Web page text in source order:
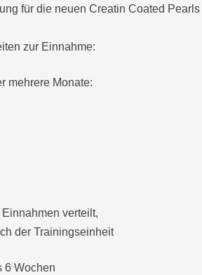
für die neuen Creatin Coated Pearls
zur Einnahme:
mehrere Monate:
verteilt,
der Trainingseinheit
6 Wochen